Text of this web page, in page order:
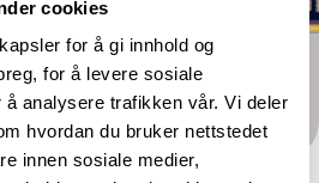
cookies
for å gi innhold og
for å levere sosiale
analysere trafikken vår. Vi deler
hvordan du bruker nettstedet
innen sosiale medier,